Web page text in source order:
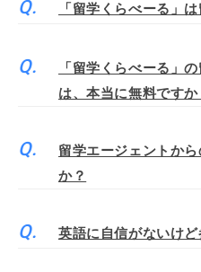
「留学くらべーる」
「留学くらべーる」
は、本当に無料ですか
留学エージェントか
か？
英語に自信がないけど